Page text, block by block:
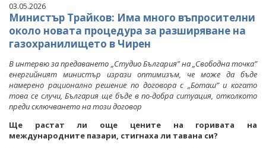
03.05.2026
Министър Трайков: Има много въпросителни
около новата процедура за разширяване на
газохранилището в Чирен
В интервю за предаването „Студио България” на „Свободна точка”
енергийният министър изрази оптимизъм, че може да бъде
намерено рационално решение по договора с „Боташ” и когато
това се случи, България ще бъде в по-добра ситуация, отколкото
преди сключването на този договор
Ще растат ли още цените на горивата на
международните пазари, стигнаха ли тавана си?